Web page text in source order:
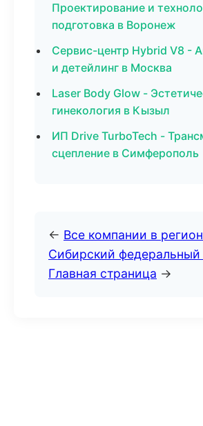
Проектирование и
подготовка в Воронеж
Сервис-центр Hybrid V8 -
и детейлинг в Москва
Laser Body Glow -
гинекология в Кызыл
ИП Drive TurboTech -
сцепление в Симферополь
← Все компании в
Сибирский федеральный
Главная страница →